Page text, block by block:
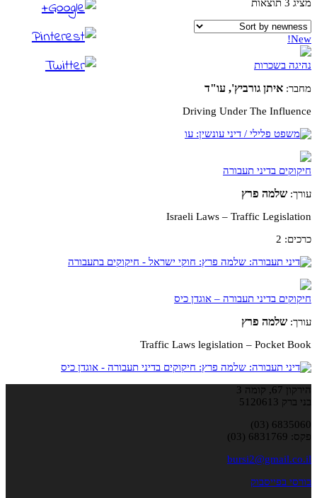
מציג 3 תוצאות
New!
נהיגה בשכרות
מחבר: איתן גורביץ', עו"ד
Driving Under The Influence
חיקוקים בדיני תעבורה
עורך: שלמה פרץ
Israeli Laws – Traffic Legislation
כרכים: 2
חיקוקים בדיני תעבורה – אוגדן כיס
עורך: שלמה פרץ
Traffic Laws legislation – Pocket Book
הירקון 67, קומה 3
בני ברק 5120613
6835060 (03)
פקס: 6831769 (03)
bursi2@gmail.co.il
בורסי בפייסבוק